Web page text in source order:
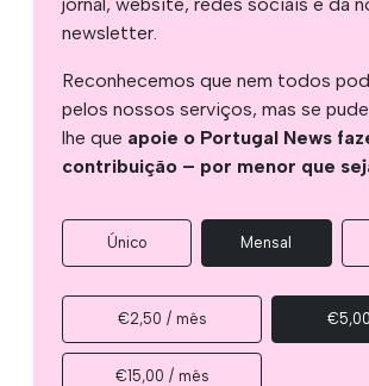
newsletter.
Reconhecemos que nem todos
pelos nossos serviços, mas se
lhe que apoie o Portugal News
contribuição – por menor que
Único Mensal
€2,50 / mês
€15,00 / mês